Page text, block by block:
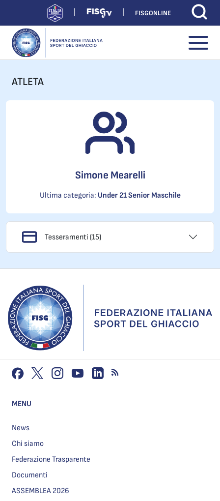
FISGONLINE
ATLETA
Simone Mearelli
Ultima categoria: Under 21 Senior Maschile
Tesseramenti (15)
MENU
News
Chi siamo
Federazione Trasparente
Documenti
ASSEMBLEA 2026